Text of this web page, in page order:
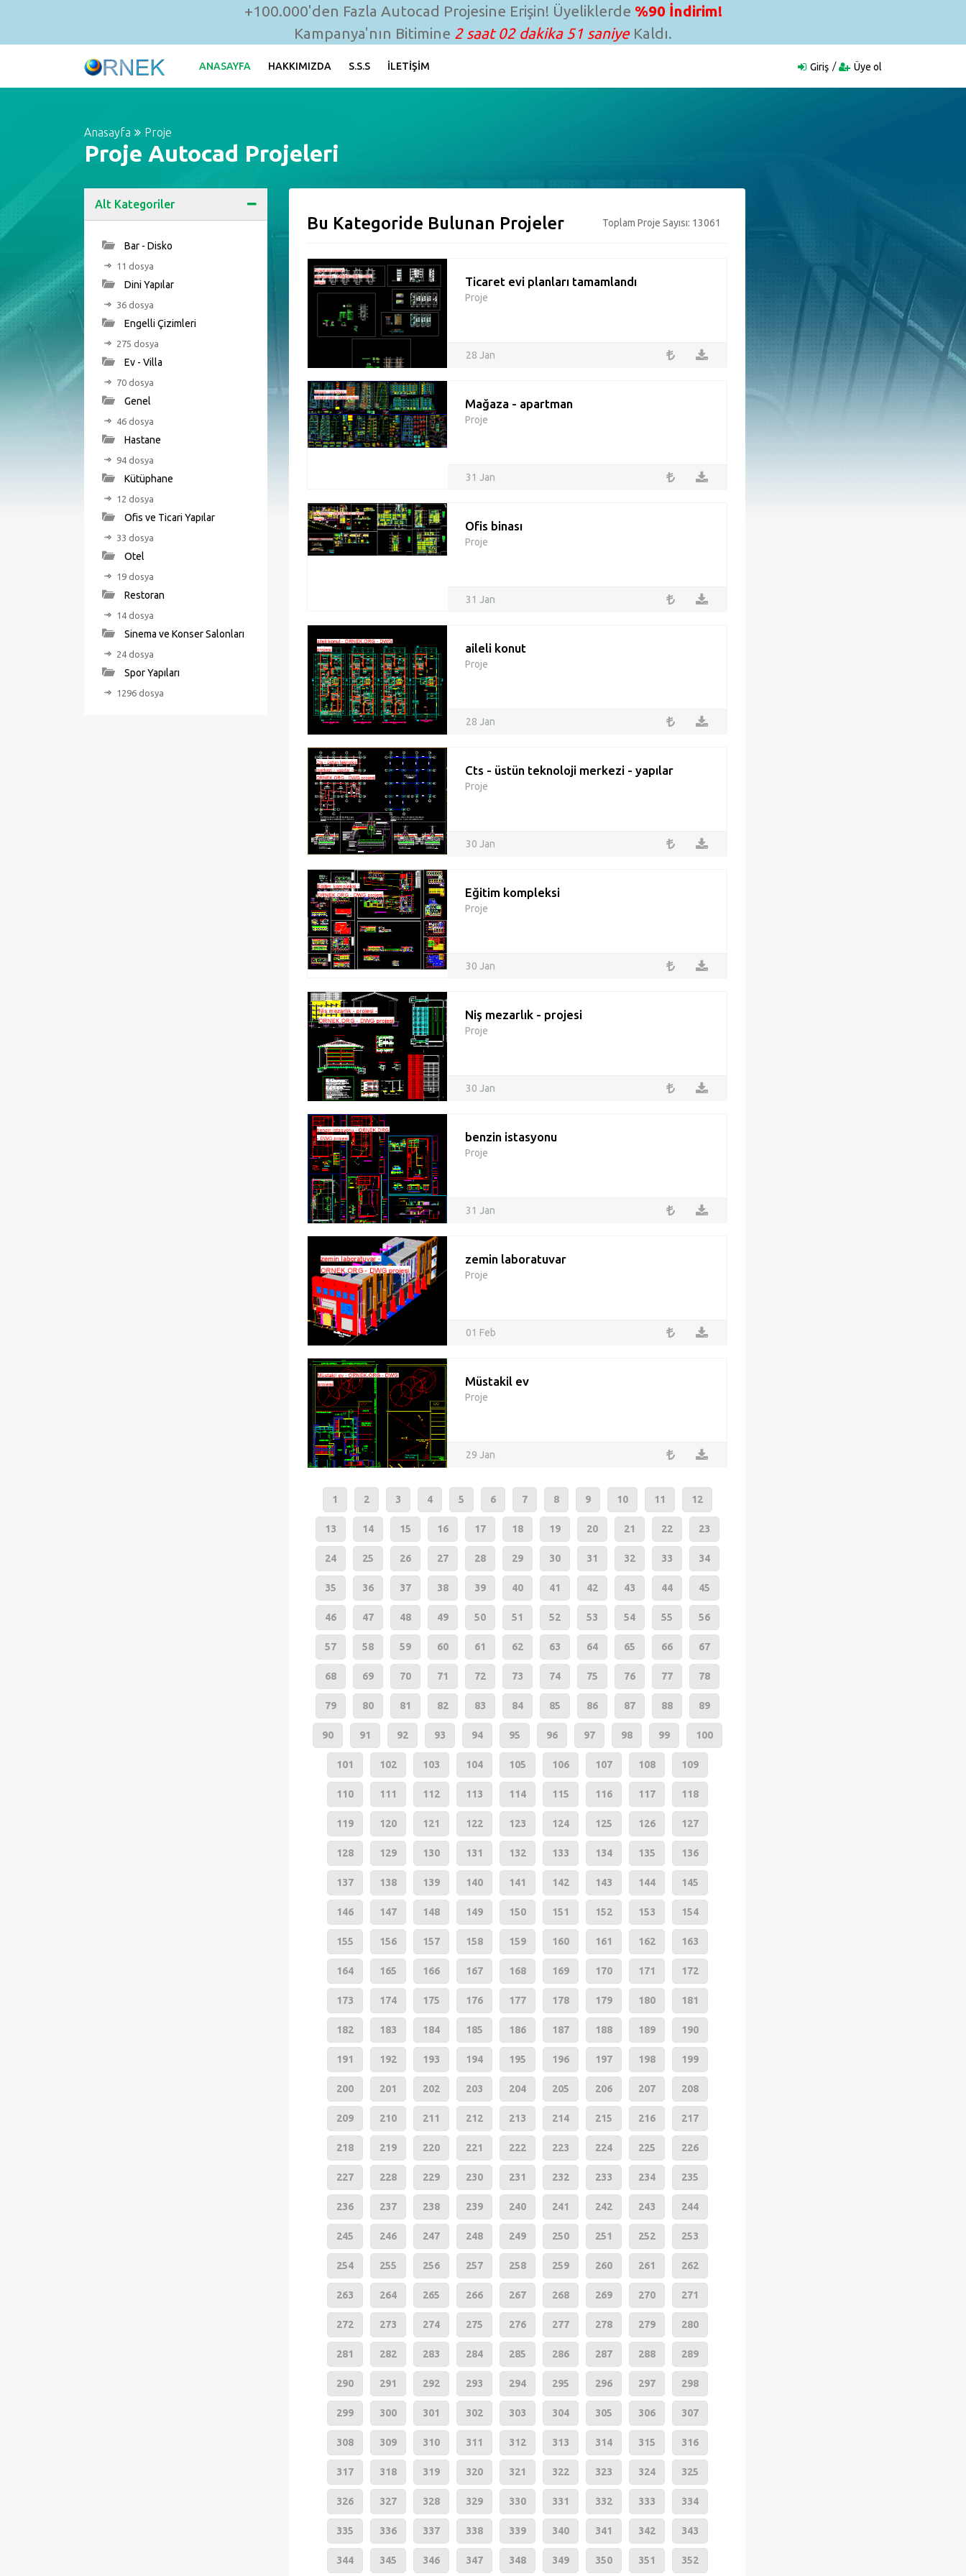
+100.000'den Fazla Autocad Projesine Erişin! Üyeliklerde %90 İndirim!
Kampanya'nın Bitimine 2 saat 02 dakika 50 saniyeKaldı.
ANASAYFA HAKKIMIZDA S.S.S İLETIŞIM Giriş Üye ol
Anasayfa Proje
Proje Autocad Projeleri
Alt Kategoriler
Bar - Disko
11 dosya
Dini Yapılar
36 dosya
Engelli Çizimleri
275 dosya
Ev - Villa
70 dosya
Genel
46 dosya
Hastane
94 dosya
Kütüphane
12 dosya
Ofis ve Ticari Yapılar
33 dosya
Otel
19 dosya
Restoran
14 dosya
Sinema ve Konser Salonları
24 dosya
Spor Yapıları
1296 dosya
Bu Kategoride Bulunan Projeler Toplam Proje Sayısı: 13061
Ticaret evi planları tamamlandı
Proje
28 Jan
Mağaza - apartman
Proje
31 Jan
Ofis binası
Proje
31 Jan
aileli konut
Proje
28 Jan
Cts - üstün teknoloji merkezi - yapılar
Proje
30 Jan
Eğitim kompleksi
Proje
30 Jan
Niş mezarlık - projesi
Proje
30 Jan
benzin istasyonu
Proje
31 Jan
zemin laboratuvar
Proje
01 Feb
Müstakil ev
Proje
29 Jan
1 2 3 4 5 6 7 8 9 10 11 12
13 14 15 16 17 18 19 20 21 22 23
24 25 26 27 28 29 30 31 32 33 34
35 36 37 38 39 40 41 42 43 44 45
46 47 48 49 50 51 52 53 54 55 56
57 58 59 60 61 62 63 64 65 66 67
68 69 70 71 72 73 74 75 76 77 78
79 80 81 82 83 84 85 86 87 88 89
90 91 92 93 94 95 96 97 98 99 100
101 102 103 104 105 106 107 108 109
110 111 112 113 114 115 116 117 118
119 120 121 122 123 124 125 126 127
128 129 130 131 132 133 134 135 136
137 138 139 140 141 142 143 144 145
146 147 148 149 150 151 152 153 154
155 156 157 158 159 160 161 162 163
164 165 166 167 168 169 170 171 172
173 174 175 176 177 178 179 180 181
182 183 184 185 186 187 188 189 190
191 192 193 194 195 196 197 198 199
200 201 202 203 204 205 206 207 208
209 210 211 212 213 214 215 216 217
218 219 220 221 222 223 224 225 226
227 228 229 230 231 232 233 234 235
236 237 238 239 240 241 242 243 244
245 246 247 248 249 250 251 252 253
254 255 256 257 258 259 260 261 262
263 264 265 266 267 268 269 270 271
272 273 274 275 276 277 278 279 280
281 282 283 284 285 286 287 288 289
290 291 292 293 294 295 296 297 298
299 300 301 302 303 304 305 306 307
308 309 310 311 312 313 314 315 316
317 318 319 320 321 322 323 324 325
326 327 328 329 330 331 332 333 334
335 336 337 338 339 340 341 342 343
344 345 346 347 348 349 350 351 352